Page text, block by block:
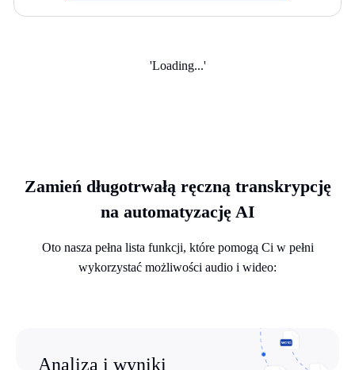
'Loading...'
Zamień długotrwałą ręczną transkrypcję
na automatyzację AI
Oto nasza pełna lista funkcji, które pomogą Ci w pełni
wykorzystać możliwości audio i wideo:
Analiza i wyniki